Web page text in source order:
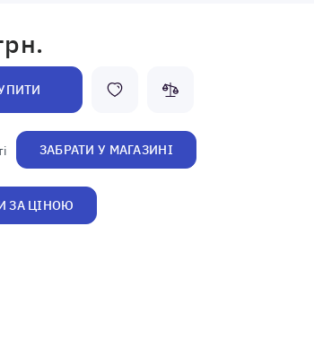
ЗАБРАТИ У МАГАЗИНІ
ЗА ЦІНОЮ